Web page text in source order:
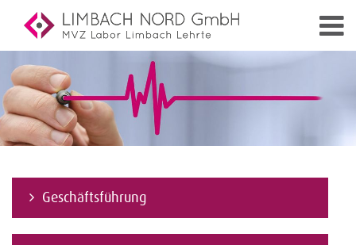
Geschäftsführung